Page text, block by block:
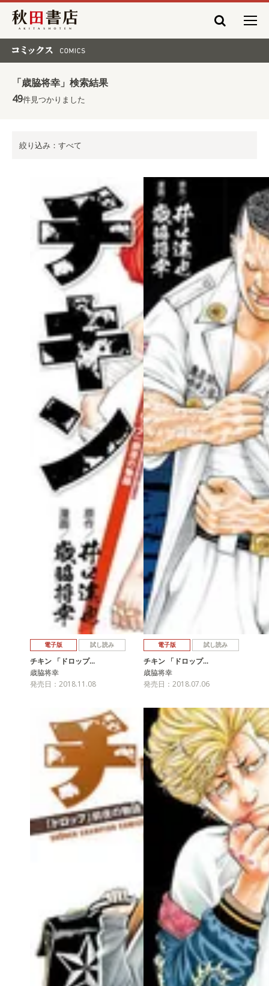
秋田書店
「歳脇将幸」検索結果
49件見つかりました
絞り込み：すべて
電子版 試し読み
チキン 「ドロップ…
歳脇将幸
発売日：2018.11.08
電子版 試し読み
チキン 「ドロップ…
歳脇将幸
発売日：2018.07.06